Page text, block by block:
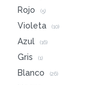
Rojo (5)
Violeta (10)
Azul (16)
Gris (1)
Blanco (26)